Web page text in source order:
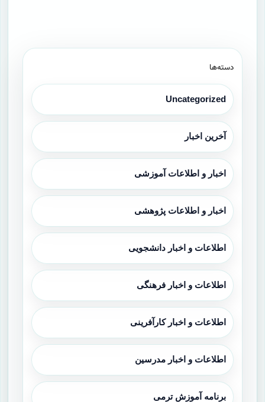
دسته‌ها
Uncategorized
آخرین اخبار
اخبار و اطلاعات آموزشی
اخبار و اطلاعات پژوهشی
اطلاعات و اخبار دانشجویی
اطلاعات و اخبار فرهنگی
اطلاعات و اخبار کارآفرینی
اطلاعات و اخبار مدرسین
برنامه آموزش ترمی